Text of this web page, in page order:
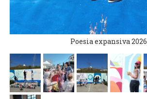
Poesia expansiva 2026